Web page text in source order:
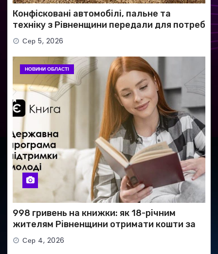
Конфісковані автомобілі, пальне та
техніку з Рівненщини передали для потреб
ЗСУСер 5, 2026
НОВИНИ ОБЛАСТІ
998 гривень на книжки: як 18-річним
жителям Рівненщини отримати кошти за
програмою «єКнига»
Сер 4, 2026